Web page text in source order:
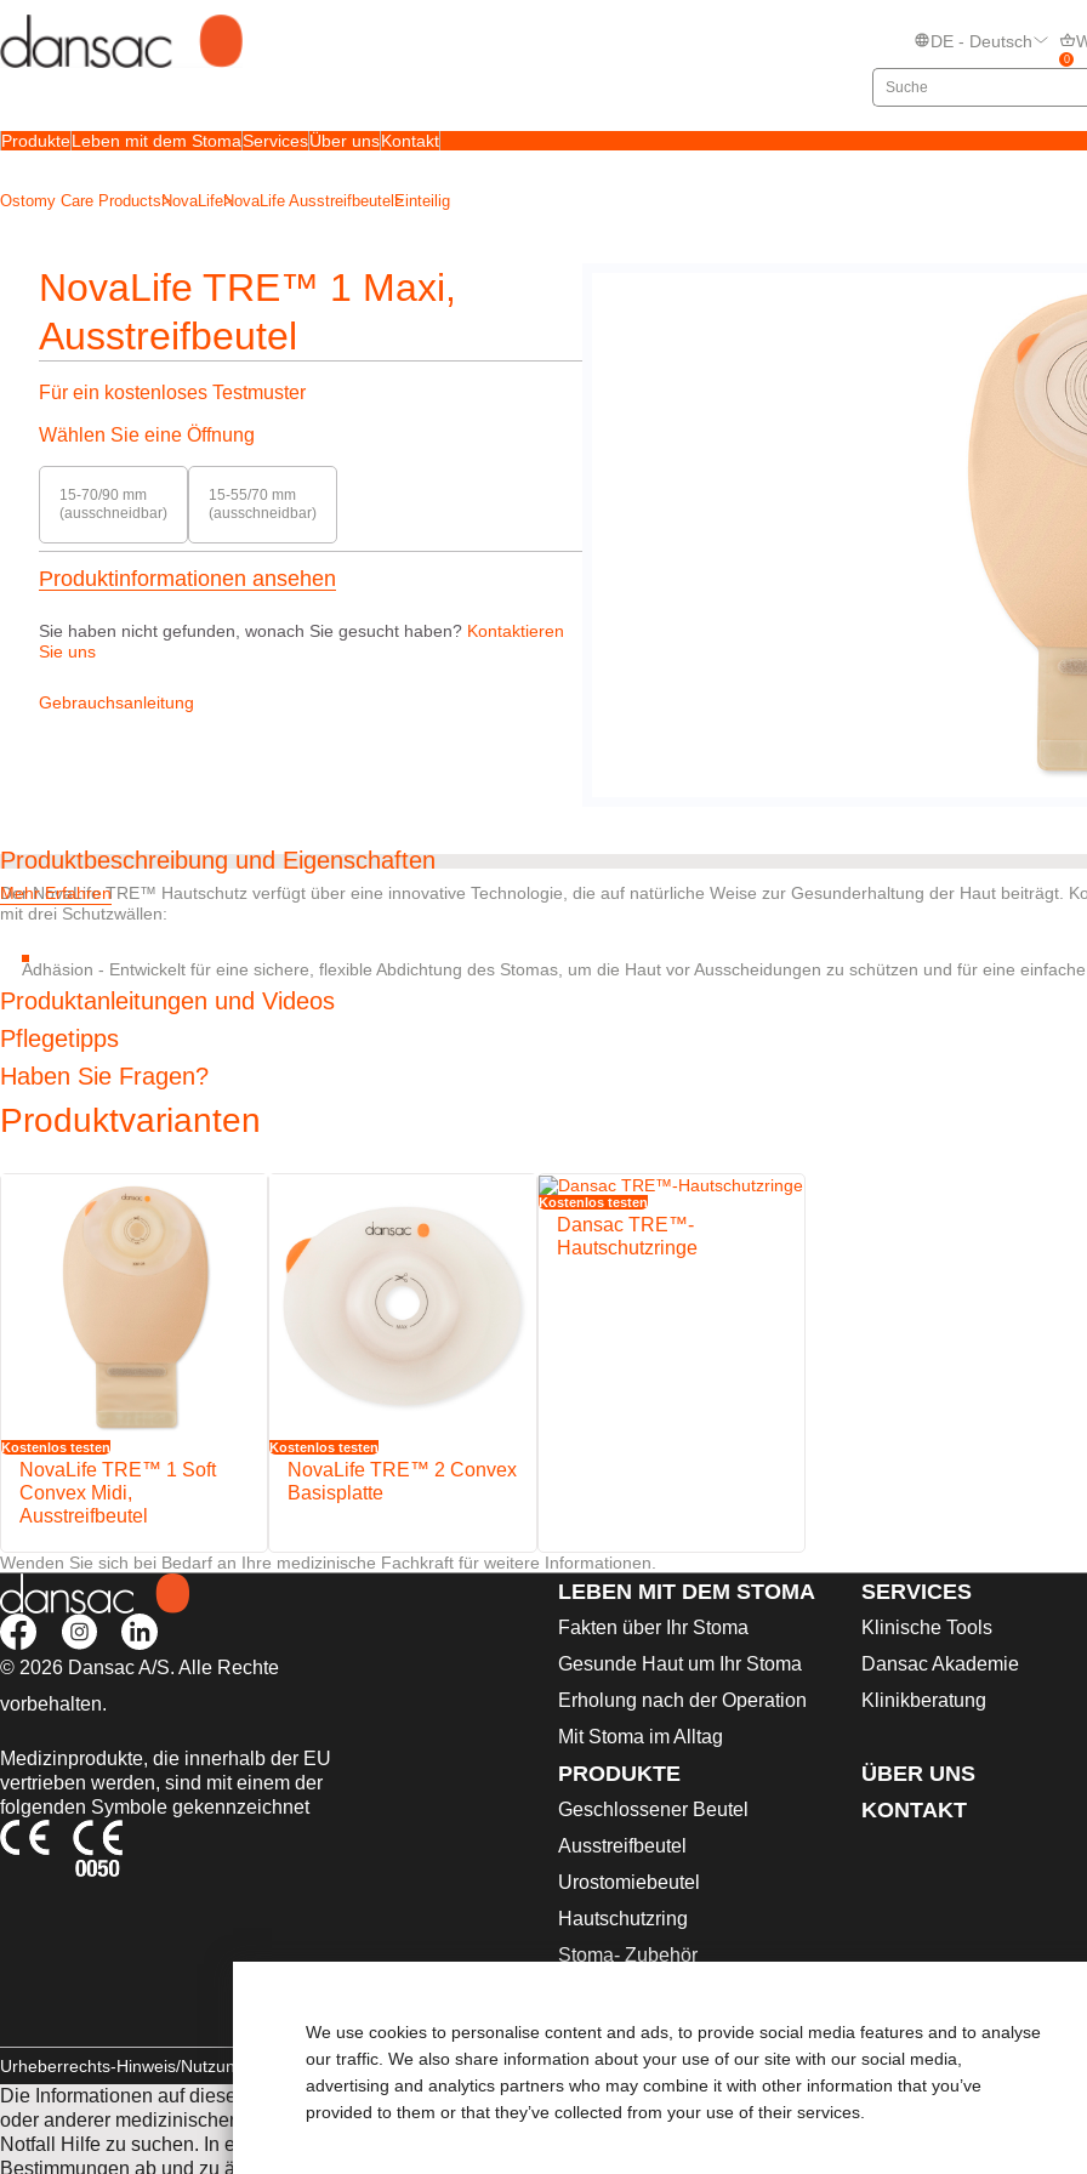
We use cookies to personalise content and ads, to provide social media features and to analyse
our traffic. We also share information about your use of our site with our social media,
advertising and analytics partners who may combine it with other information that you’ve
provided to them or that they’ve collected from your use of their services.
DE - Deutsch
0
ProdukteLeben mit dem StomaServicesÜber unsKontakt
Ostomy Care ProductsNovaLifeNovaLife Ausstreifbeutel Einteilig
NovaLife TRE™ 1 Maxi,
Ausstreifbeutel
Für ein kostenloses Testmuster
Wählen Sie eine Öffnung
15-70/90 mm
(ausschneidbar)
15-55/70 mm
(ausschneidbar)
Produktinformationen ansehen
Sie haben nicht gefunden, wonach Sie gesucht haben? Kontaktieren
Sie uns
Gebrauchsanleitung
Produktbeschreibung und Eigenschaften
Der NovaLife TRE™ Hautschutz verfügt über eine innovative Technologie, die auf natürliche Weise zur Gesunderhaltung der Haut beiträgt.
mit drei Schutzwällen:
Adhäsion - Entwickelt für eine sichere, flexible Abdichtung des Stomas, um die Haut vor Ausscheidungen zu schützen und für eine einfache
Entfernung nach der Anwendung.
Absorption - Hilft überschüssige Feuchtigkeit aufzunehmen, um das natürliche Gleichgewicht der Haut zu erhalten.
pH-Balance - Entwickelt, um die hautschädigenden Auswirkungen von Verdauungsenzymen auszugleichen.
Zu viel Schutz gibt es nicht, wenn es um peristomale Haut geht.
Eigenschaften
Das EasiView™ Sichtfenster unterstützt eine einfache Beobachtung des Stomas
Der NovaLife™-Filter hilft, das Risiko des Aufblähens des Beutels zu minimieren
Weicher, wasserabweisender Vliesstoffüberzug
Auslass ist diskret an die Beutelform angepasst
Der Verschluss ist für eine einfache Handhabung, Entleerung und Reinigung ausgelegt
Mehr Erfahren
Produktanleitungen und Videos
Pflegetipps
Haben Sie Fragen?
Produktvarianten
Kostenlos testen
NovaLife TRE™ 1 Soft
Convex Midi,
Ausstreifbeutel
Kostenlos testen
NovaLife TRE™ 2 Convex
Basisplatte
Kostenlos testen
Dansac TRE™-
Hautschutzringe
Wenden Sie sich bei Bedarf an Ihre medizinische Fachkraft für weitere Informationen.
© 2026 Dansac A/S. Alle Rechte
vorbehalten.
Medizinprodukte, die innerhalb der EU
vertrieben werden, sind mit einem der
folgenden Symbole gekennzeichnet
LEBEN MIT DEM STOMA
Fakten über Ihr Stoma
Gesunde Haut um Ihr Stoma
Erholung nach der Operation
Mit Stoma im Alltag
SERVICES
Klinische Tools
Dansac Akademie
Klinikberatung
PRODUKTE
Geschlossener Beutel
Ausstreifbeutel
Urostomiebeutel
Hautschutzring
Stoma- Zubehör
Sicherheitsdatenblätter
ÜBER UNS
KONTAKT
Urheberrechts-Hinweis/Nutzungsbedingungen AGB Impressum Datenschutz-Bestimmungen Umgang mit Cookies
Die Informationen auf dieser Website sind nicht als medizinische Beratung gedacht und sollen die Empfehlungen Ihres eigenen
oder anderer medizinischer Fachkräfte nicht ersetzen. Diese Website sollte auch nicht dazu verwendet werden, in einem
Notfall Hilfe zu suchen. In einem medizinischen Notfall sollten Sie sich sofort persönlich in ärztliche Behandlung begeben. Da
Bestimmungen ab und zu ändern, besuchen Sie bitte unsere Internetseite für die aktuellsten Informationen.